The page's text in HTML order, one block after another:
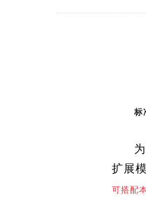
标
扩展
可搭配